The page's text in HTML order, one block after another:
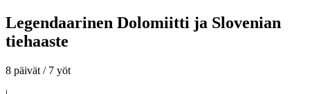
Legendaarinen Dolomiitti ja Slovenian
tiehaaste
8 päivät / 7 yöt